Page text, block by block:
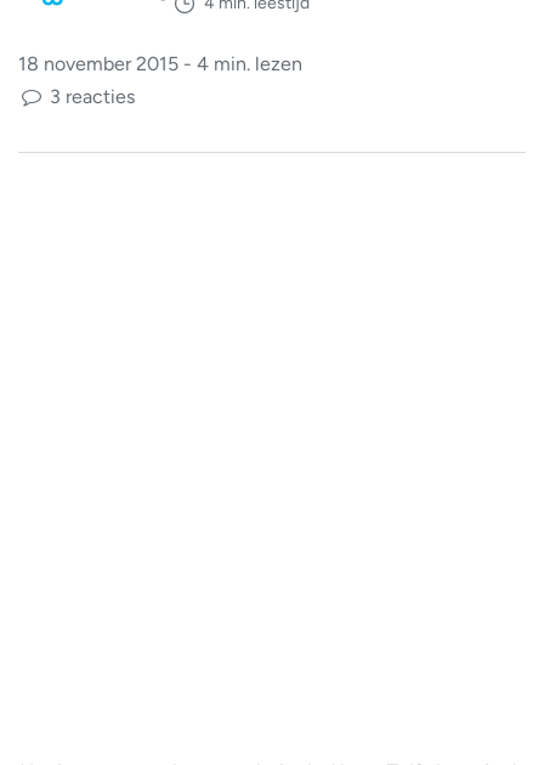
18 november 2015 - 4 min. lezen
3 reacties